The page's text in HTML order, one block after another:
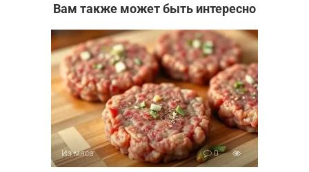
Вам также может быть интересно
Из мяса 0